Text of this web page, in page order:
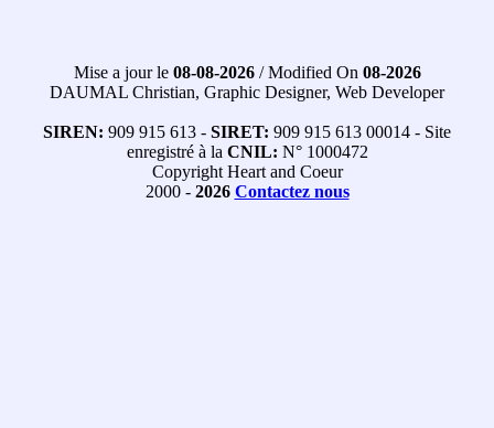
Mise a jour le 08-08-2026/ Modified On 08-2026
DAUMAL Christian, Graphic Designer, Web Developer
SIREN: 909 915 613 - SIRET: 909 915 613 00014 - Site
enregistré à la CNIL: N° 1000472
Copyright Heart and Coeur
2000 - 2026 Contactez nous